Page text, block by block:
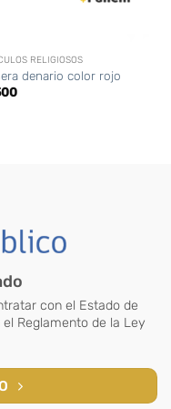
RELIGIOSOS
denario color rojo
con el Estado de
Reglamento de la Ley